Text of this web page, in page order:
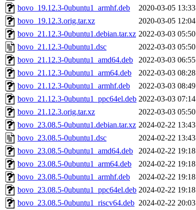
bovo_19.12.3-0ubuntu1_armhf.deb
2020-03-05 13:33
bovo_19.12.3.orig.tar.xz
2020-03-05 12:04
bovo_21.12.3-0ubuntu1.debian.tar.xz 2022-03-03 05:50
bovo_21.12.3-0ubuntu1.dsc
2022-03-03 05:50
bovo_21.12.3-0ubuntu1_amd64.deb
2022-03-03 06:55
bovo_21.12.3-0ubuntu1_arm64.deb
2022-03-03 08:28
bovo_21.12.3-0ubuntu1_armhf.deb
2022-03-03 08:49
bovo_21.12.3-0ubuntu1_ppc64el.deb 2022-03-03 07:14
bovo_21.12.3.orig.tar.xz
2022-03-03 05:50
bovo_23.08.5-0ubuntu1.debian.tar.xz 2024-02-22 13:43
bovo_23.08.5-0ubuntu1.dsc
2024-02-22 13:43
bovo_23.08.5-0ubuntu1_amd64.deb
2024-02-22 19:18
bovo_23.08.5-0ubuntu1_arm64.deb
2024-02-22 19:18
bovo_23.08.5-0ubuntu1_armhf.deb
2024-02-22 19:18
bovo_23.08.5-0ubuntu1_ppc64el.deb 2024-02-22 19:18
bovo_23.08.5-0ubuntu1_riscv64.deb 2024-02-22 20:03